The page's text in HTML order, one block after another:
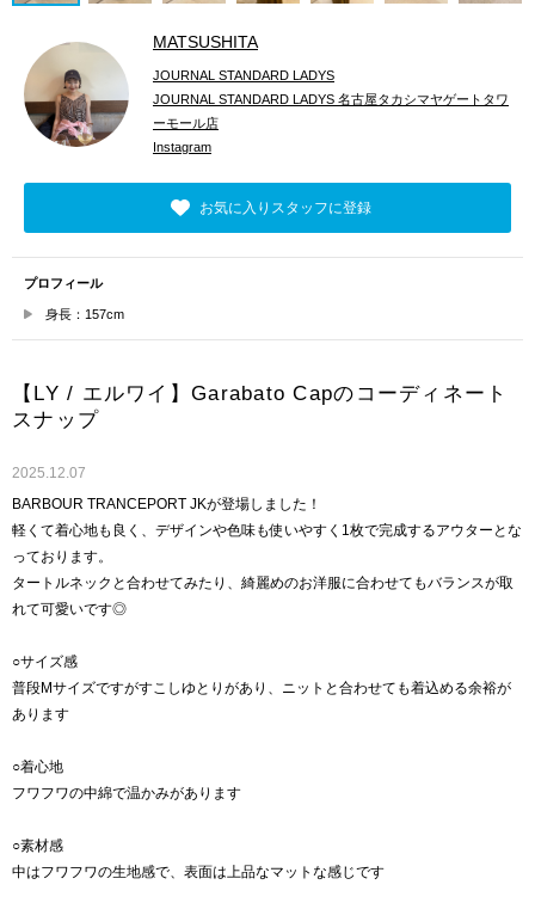
MATSUSHITA
JOURNAL STANDARD LADYS
JOURNAL STANDARD LADYS 名古屋タカシマヤゲートタワ
ーモール店
Instagram
お気に入りスタッフに登録
プロフィール
身長：157cm
【LY / エルワイ】Garabato Capのコーディネート
スナップ
2025.12.07
BARBOUR TRANCEPORT JKが登場しました！
軽くて着心地も良く、デザインや色味も使いやすく1枚で完成するアウターとな
っております。
タートルネックと合わせてみたり、綺麗めのお洋服に合わせてもバランスが取
れて可愛いです◎
○サイズ感
普段Mサイズですがすこしゆとりがあり、ニットと合わせても着込める余裕が
あります
○着心地
フワフワの中綿で温かみがあります
○素材感
中はフワフワの生地感で、表面は上品なマットな感じです